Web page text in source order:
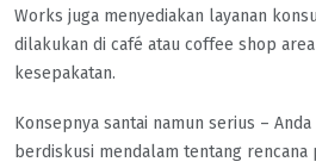
Works juga menyediakan layanan
dilakukan di café atau coffee shop area
kesepakatan.
Konsepnya santai namun serius –
berdiskusi mendalam tentang rencana